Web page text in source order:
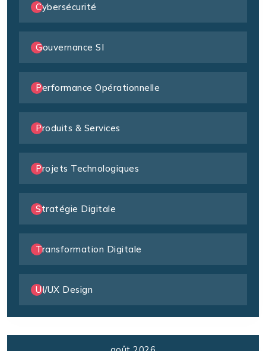
Cybersécurité
Gouvernance SI
Performance Opérationnelle
Produits & Services
Projets Technologiques
Stratégie Digitale
Transformation Digitale
UI/UX Design